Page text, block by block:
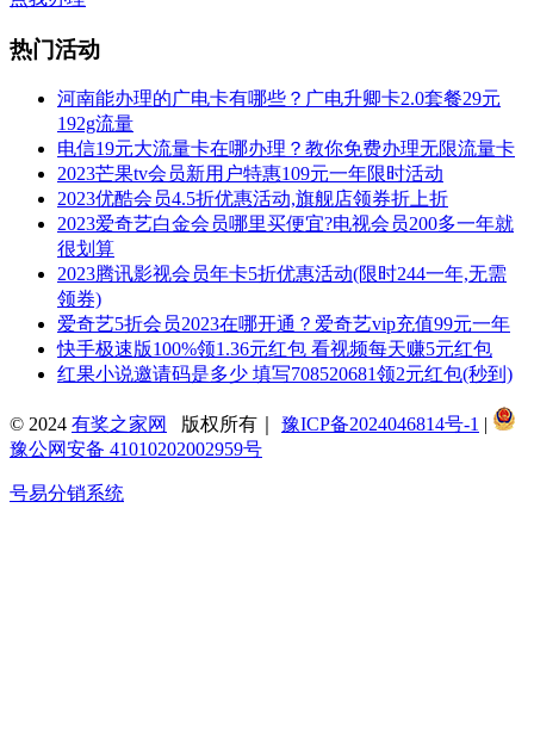
热门活动
河南能办理的广电卡有哪些？广电升卿卡2.0套餐29元
192g流量
电信19元大流量卡在哪办理？教你免费办理无限流量卡
2023芒果tv会员新用户特惠109元一年限时活动
2023优酷会员4.5折优惠活动,旗舰店领券折上折
2023爱奇艺白金会员哪里买便宜?电视会员200多一年就
很划算
2023腾讯影视会员年卡5折优惠活动(限时244一年,无需
领券)
爱奇艺5折会员2023在哪开通？爱奇艺vip充值99元一年
快手极速版100%领1.36元红包 看视频每天赚5元红包
红果小说邀请码是多少 填写708520681领2元红包(秒到)
© 2024 有奖之家网 版权所有｜ 豫ICP备2024046814号-1 |
豫公网安备 41010202002959号
号易分销系统